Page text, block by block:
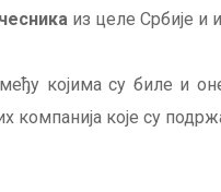
из целе Србије и
којима су биле и
компанија које су